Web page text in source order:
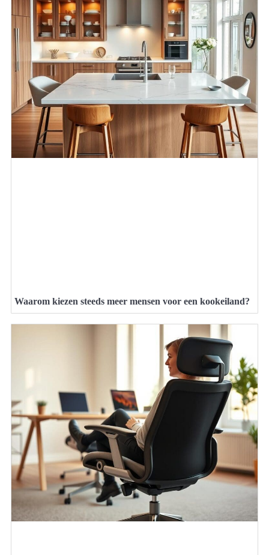
Waarom kiezen steeds meer mensen voor een kookeiland?